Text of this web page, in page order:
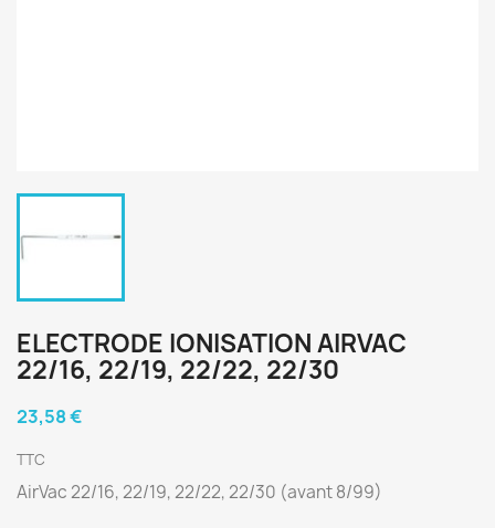
ELECTRODE IONISATION AIRVAC
22/16, 22/19, 22/22, 22/30
23,58 €
TTC
AirVac 22/16, 22/19, 22/22, 22/30 (avant 8/99)